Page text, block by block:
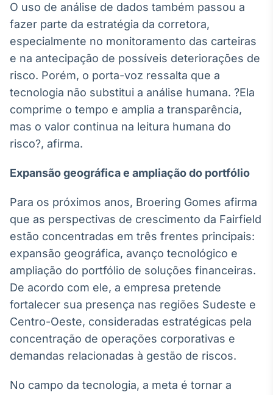
O uso de análise de dados também passou a
fazer parte da estratégia da corretora,
especialmente no monitoramento das carteiras
e na antecipação de possíveis deteriorações de
risco. Porém, o porta-voz ressalta que a
tecnologia não substitui a análise humana. ?Ela
comprime o tempo e amplia a transparência,
mas o valor continua na leitura humana do
risco?, afirma.
Expansão geográfica e ampliação do portfólio
Para os próximos anos, Broering Gomes afirma
que as perspectivas de crescimento da Fairfield
estão concentradas em três frentes principais:
expansão geográfica, avanço tecnológico e
ampliação do portfólio de soluções financeiras.
De acordo com ele, a empresa pretende
fortalecer sua presença nas regiões Sudeste e
Centro-Oeste, consideradas estratégicas pela
concentração de operações corporativas e
demandas relacionadas à gestão de riscos.
No campo da tecnologia, a meta é tornar a